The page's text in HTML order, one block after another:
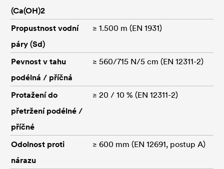
(Ca(OH)2
Propustnost vodní
páry (Sd)
≥ 1.500 m (EN 1931)
Pevnost v tahu
podélná / příčná
≥ 560/715 N/5 cm (EN 12311-2)
Protažení do
přetržení podélné /
příčné
≥ 20 / 10 % (EN 12311-2)
Odolnost proti
nárazu
≥ 600 mm (EN 12691, postup A)